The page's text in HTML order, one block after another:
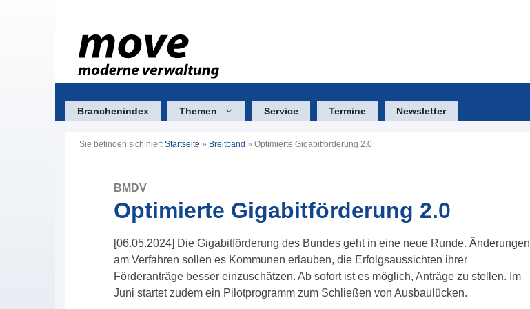
Branchenindex Themen Service Termine Newsletter
Sie befinden sich hier: Startseite » Breitband » Optimierte Gigabitförderung 2.0
BMDV
Optimierte Gigabitförderung 2.0
[06.05.2024] Die Gigabitförderung des Bundes geht in eine neue Runde. Änderungen
am Verfahren sollen es Kommunen erlauben, die Erfolgsaussichten ihrer
Förderanträge besser einzuschätzen. Ab sofort ist es möglich, Anträge zu stellen. Im
Juni startet zudem ein Pilotprogramm zum Schließen von Ausbaulücken.